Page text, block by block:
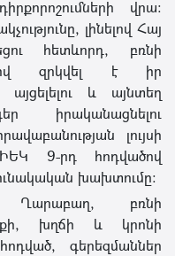
վրա։
լինելով Հայ
հետևորդ, բռնի
զրկվել է իր
այցելելու և այնտեղ
իրականացնելու
լույսի
9-րդ հոդվածով
խախտումը։
բռնի
խղճի և կրոնի
գերեզմաններ